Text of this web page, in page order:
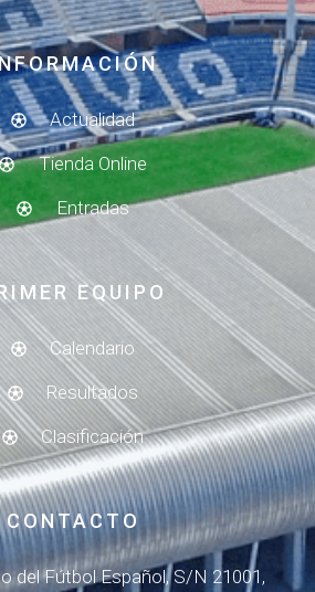
Actualidad
Tienda Online
Entradas
EQUIPO
Calendario
Resultados
Clasificación
CONTACTO
del Fútbol Español, S/N 21001,